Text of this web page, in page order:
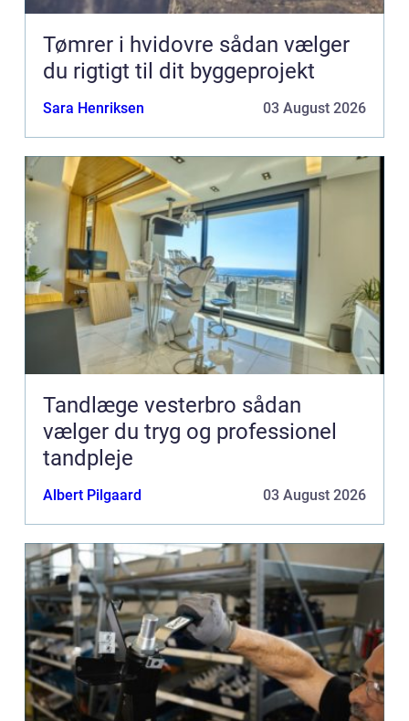
Tømrer i hvidovre sådan vælger
du rigtigt til dit byggeprojekt
Sara Henriksen 03 August 2026
Tandlæge vesterbro sådan
vælger du tryg og professionel
tandpleje
Albert Pilgaard 03 August 2026